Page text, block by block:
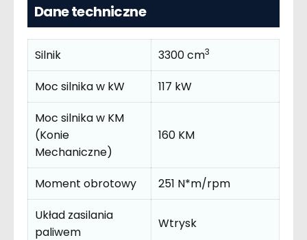
Dane techniczne
Silnik 3300 cm3
Moc silnika w kW
117 kW
Moc silnika w KM
(Konie
Mechaniczne)
160 KM
Moment obrotowy
251 N*m/rpm
Układ zasilania
paliwem
Wtrysk